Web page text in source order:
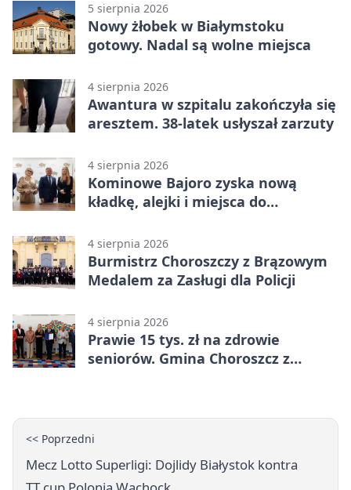
5 sierpnia 2026
Nowy żłobek w Białymstoku
gotowy. Nadal są wolne miejsca
4 sierpnia 2026
Awantura w szpitalu zakończyła się
aresztem. 38-latek usłyszał zarzuty
4 sierpnia 2026
Kominowe Bajoro zyska nową
kładkę, alejki i miejsca do
4 sierpnia 2026
Burmistrz Choroszczy z Brązowym
Medalem za Zasługi dla Policji
4 sierpnia 2026
Prawie 15 tys. zł na zdrowie
seniorów. Gmina Choroszcz z
<< Poprzedni
Mecz Lotto Superligi: Dojlidy Białystok kontra